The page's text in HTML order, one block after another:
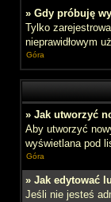
» Gdy próbuję
Tylko
nieprawidłowym
Góra
» Jak utworzyć
Aby utworzyć
wyświetlana pod
Góra
» Jak edytować
Jeśli nie jesteś